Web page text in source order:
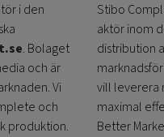
i den
. Bolaget
och är
Vi
och
produktion.
Stibo
aktör inom
distribution
vill leverera
maximal
Better